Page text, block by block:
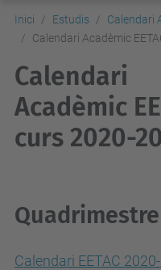
Inici Estudis
Calendari
Calendari Acadèmic
Calendari
Acadèmic
curs 2020-
Calendari EETAC